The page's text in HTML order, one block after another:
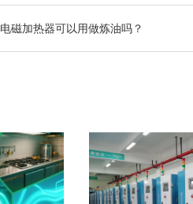
电磁加热器可以用做炼油吗？